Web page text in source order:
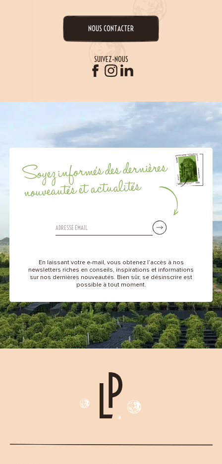
NOUS CONTACTER
SUIVEZ-NOUS
Soyez informés des dernières
nouveautés et actualités
En laissant votre e-mail, vous obtenez l’accès à nos
newsletters riches en conseils, inspirations et informations
sur nos dernières nouveautés. Bien sûr, se désinscrire est
possible à tout moment.